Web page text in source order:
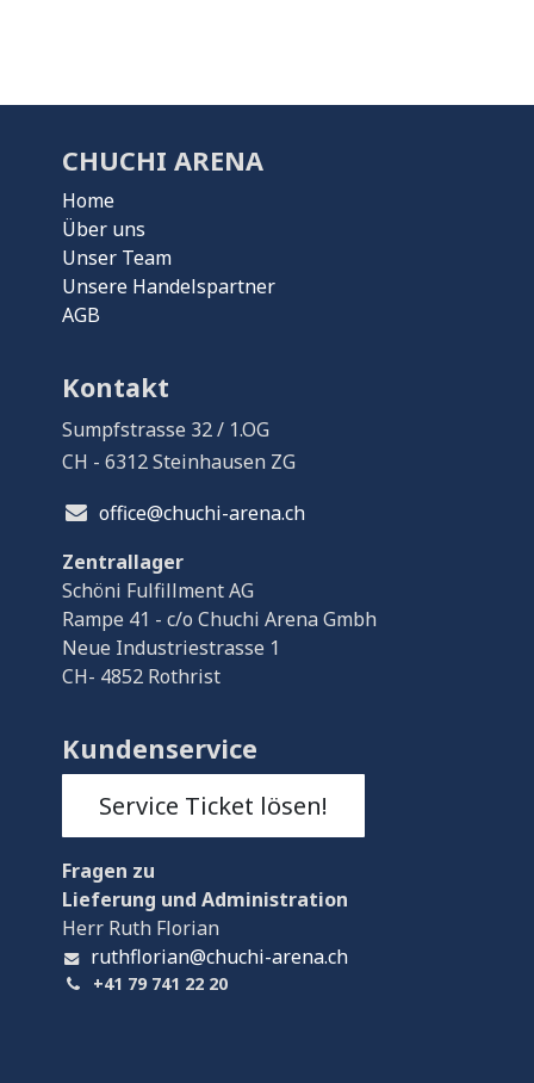
CHUCHI ARENA
Home
Über uns
Unser Team
Unsere Handelspartner
AGB
Kontakt
Sumpfstrasse 32 / 1.OG
CH - 6312 Steinhausen ZG
office@chuchi-arena.ch
Zentrallager
Schöni Fulfillment AG
Rampe 41 - c/o Chuchi Arena Gmbh
Neue Industriestrasse 1
CH- 4852 Rothrist
Kundenservice
Service Ticket lösen!
Fragen zu
Lieferung und Administration
Herr Ruth Florian
ruthflorian@chuchi-arena.ch
+41 79 741 22 20